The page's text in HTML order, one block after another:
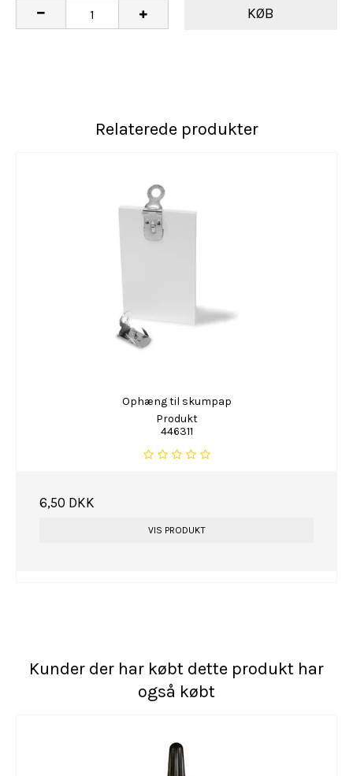
KØB
Relaterede produkter
Ophæng til skumpap
Produkt
446311
6,50 DKK
VIS PRODUKT
Kunder der har købt dette produkt har
også købt